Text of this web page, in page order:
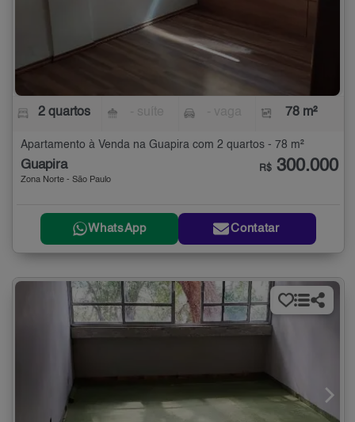
2 quartos 78 m²
Apartamento à Venda na Guapira com 2 quartos - 78 m²
Guapira
Zona Norte - São Paulo
R$ 300.000
WhatsApp Contatar